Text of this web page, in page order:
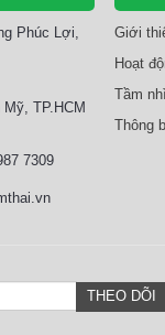
Phúc Lợi,
TP.HCM
7309
Giới
Hoạt
Tầm
Thông